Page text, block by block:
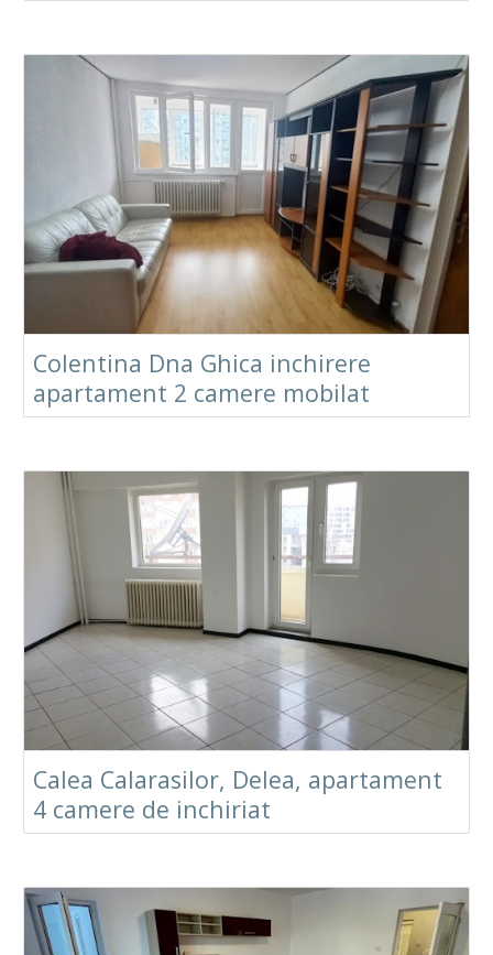
Colentina Dna Ghica inchirere
apartament 2 camere mobilat
Calea Calarasilor, Delea, apartament
4 camere de inchiriat